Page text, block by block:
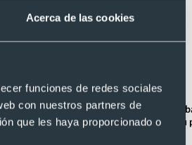
Acerca de las cookies
funciones de redes sociales
con nuestros partners de
que les haya proporcionado o
mate
Eco
Bolígrafo aluminio
empuñadora de bambú